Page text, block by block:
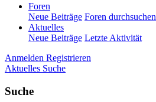
Foren
Neue Beiträge Foren durchsuchen
Aktuelles
Neue Beiträge Letzte Aktivität
Anmelden Registrieren
Aktuelles Suche
Suche